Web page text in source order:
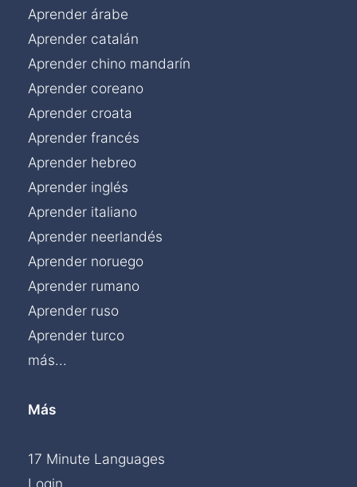
Aprender árabe
Aprender catalán
Aprender chino mandarín
Aprender coreano
Aprender croata
Aprender francés
Aprender hebreo
Aprender inglés
Aprender italiano
Aprender neerlandés
Aprender noruego
Aprender rumano
Aprender ruso
Aprender turco
más...
Más
17 Minute Languages
Login